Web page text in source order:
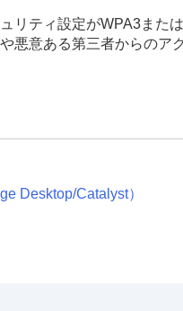
リティ設定がWPA3ま
悪意ある第三者からの
Desktop/Catalyst）